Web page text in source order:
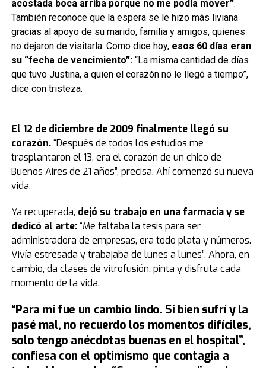
acostada boca arriba porque no me podía mover”.
También reconoce que la espera se le hizo más liviana
gracias al apoyo de su marido, familia y amigos, quienes
no dejaron de visitarla. Como dice hoy, esos 60 días eran
su “fecha de vencimiento”:“La misma cantidad de días
que tuvo Justina, a quien el corazón no le llegó a tiempo”,
dice con tristeza.
El 12 de diciembre de 2009 finalmente llegó su
corazón.“Después de todos los estudios me
trasplantaron el 13, era el corazón de un chico de
Buenos Aires de 21 años”, precisa. Ahí comenzó su nueva
vida.
Ya recuperada, dejó su trabajo en una farmacia y se
dedicó al arte:“Me faltaba la tesis para ser
administradora de empresas, era todo plata y números.
Vivía estresada y trabajaba de lunes a lunes”. Ahora, en
cambio, da clases de vitrofusión, pinta y disfruta cada
momento de la vida.
“Para mí fue un cambio lindo. Si bien sufrí y la
pasé mal, no recuerdo los momentos difíciles,
solo tengo anécdotas buenas en el hospital”,
confiesa con el optimismo que contagia a